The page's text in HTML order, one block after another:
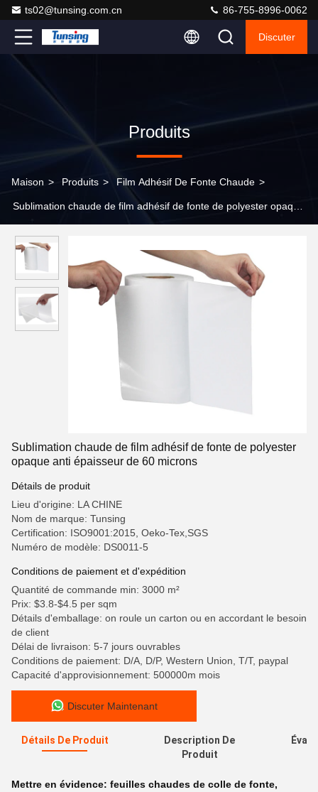
ts02@tunsing.com.cn 86-755-8996-0062
Discuter
Produits
Maison > Produits > Film Adhésif De Fonte Chaude >
Sublimation chaude de film adhésif de fonte de polyester opaque
Sublimation chaude de film adhésif de fonte de polyester
opaque anti épaisseur de 60 microns
Détails de produit
Lieu d'origine: LA CHINE
Nom de marque: Tunsing
Certification: ISO9001:2015, Oeko-Tex,SGS
Numéro de modèle: DS0011-5
Conditions de paiement et d'expédition
Quantité de commande min: 3000 m²
Prix: $3.8-$4.5 per sqm
Détails d'emballage: on roule un carton ou en accordant le besoin
de client
Délai de livraison: 5-7 jours ouvrables
Conditions de paiement: D/A, D/P, Western Union, T/T, paypal
Capacité d'approvisionnement: 500000m mois
Discuter Maintenant
Détails De Produit
Description De
Produit
Mettre en évidence: feuilles chaudes de colle de fonte,